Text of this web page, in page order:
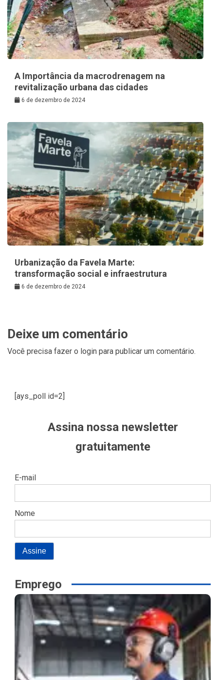
A Importância da macrodrenagem na
revitalização urbana das cidades
6 de dezembro de 2024
Urbanização da Favela Marte:
transformação social e infraestrutura
6 de dezembro de 2024
Deixe um comentário
Você precisa fazer o login para publicar um comentário.
[ays_poll id=2]
Assina nossa newsletter
gratuitamente
E-mail
Nome
Emprego